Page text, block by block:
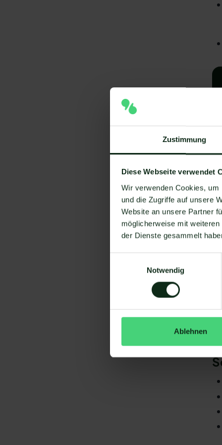
Zustimmung
Diese Webseite verwendet
Wir verwenden Cookies,
und die Zugriffe auf unsere
Website an unsere Partner
möglicherweise mit
der Dienste gesammelt
Notwendig
Ablehnen